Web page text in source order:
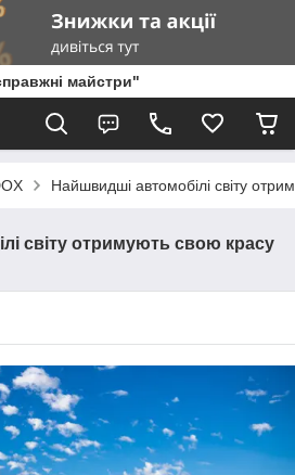
майстри"
Найшвидші автомобілі світу
світу отримують свою красу